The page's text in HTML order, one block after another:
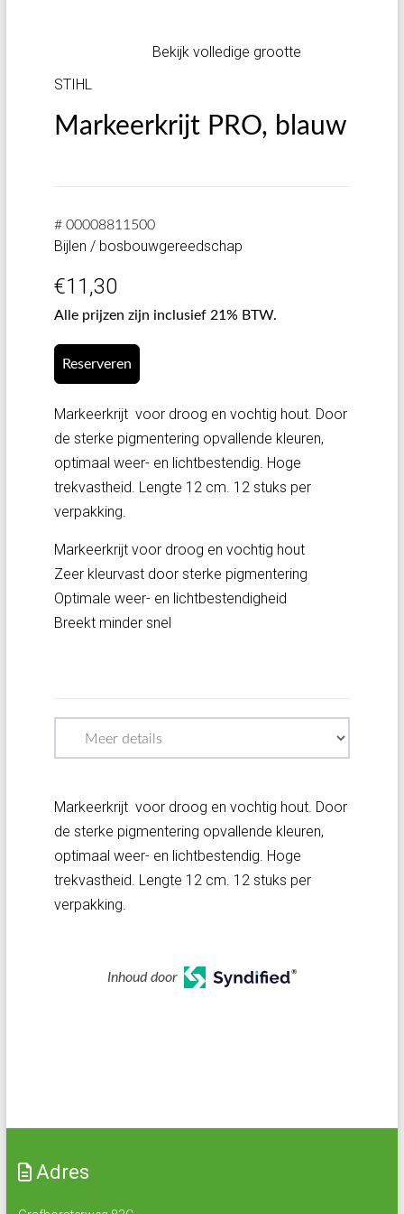
Bekijk volledige grootte
STIHL
Markeerkrijt PRO, blauw
# 00008811500
Bijlen / bosbouwgereedschap
€11,30
Alle prijzen zijn inclusief 21% BTW.
Reserveren
Markeerkrijt voor droog en vochtig hout. Door
de sterke pigmentering opvallende kleuren,
optimaal weer- en lichtbestendig. Hoge
trekvastheid. Lengte 12 cm. 12 stuks per
verpakking.
Markeerkrijt voor droog en vochtig hout
Zeer kleurvast door sterke pigmentering
Optimale weer- en lichtbestendigheid
Breekt minder snel
Markeerkrijt voor droog en vochtig hout. Door
de sterke pigmentering opvallende kleuren,
optimaal weer- en lichtbestendig. Hoge
trekvastheid. Lengte 12 cm. 12 stuks per
verpakking.
Inhoud door
Adres